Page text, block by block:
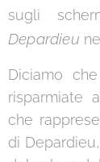
sugli
Depardieu
Diciamo
risparmiate
che
di